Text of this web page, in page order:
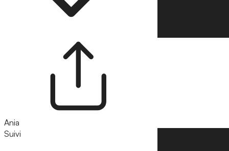
Ania
Suivi